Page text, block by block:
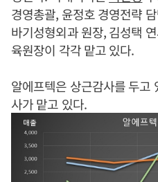
경영총괄, 윤정호 경영전략
바기성형외과 원장, 김성택
육원장이 각각 맡고 있다.
알에프텍은 상근감사를 두고
사가 맡고 있다.